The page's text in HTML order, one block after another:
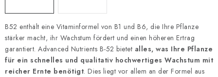
B52 enthält eine Vitaminformel von B1 und B6, die Ihre Pflanze
stärker macht, ihr Wachstum fördert und einen höheren Ertrag
garantiert. Advanced Nutrients B-52 bietet alles, was Ihre Pflanze
für ein schnelles und qualitativ hochwertiges Wachstum mit
reicher Ernte benötigt. Dies liegt vor allem an der Formel aus